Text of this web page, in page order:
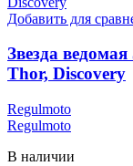
Добавить для
Звезда
Thor, Discovery
Regulmoto
Regulmoto
В наличии